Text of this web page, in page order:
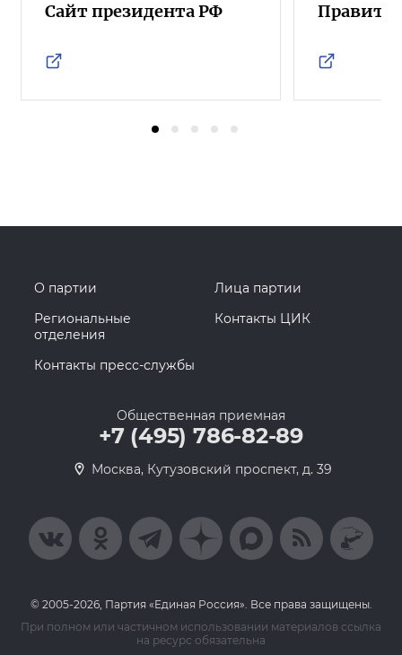
Сайт президента РФ
О партии
Лица партии
Региональные
отделения
Контакты ЦИК
Контакты пресс-службы
Общественная приемная
+7 (495) 786-82-89
Москва, Кутузовский проспект, д. 39
© 2005-2026, Партия «Единая Россия». Все права защищены.
При полном или частичном использовании материалов ссылка
на ресурс обязательна